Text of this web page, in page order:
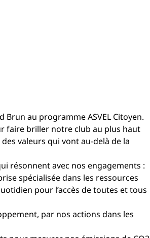
au programme ASVEL Citoyen.
faire briller notre club au plus haut
valeurs qui vont au-delà de la
résonnent avec nos engagements :
spécialisée dans les ressources
pour l’accès de toutes et tous
par nos actions dans les